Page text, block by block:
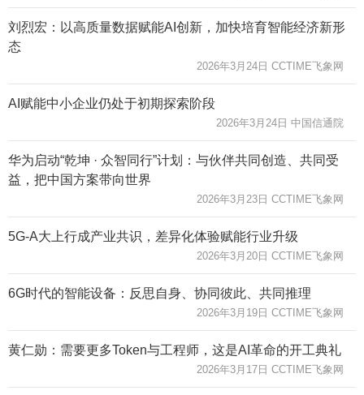
刘烈宏：以高质量数据赋能AI创新，加快培育智能经济新形
态
2026年3月24日 CCTIME飞象网
AI赋能中小企业仍处于初期探索阶段
2026年3月24日 中国信通院
华为启动“乾坤 · 众智同行”计划：与伙伴共同创造、共同受
益，把中国方案带向世界
2026年3月23日 CCTIME飞象网
5G-A大上行成产业共识，差异化体验赋能行业升级
2026年3月20日 CCTIME飞象网
6G时代的智能设备：反思自身、协同彼此、共同推理
2026年3月19日 CCTIME飞象网
黄仁勋：需要更多Token与工程师，这是AI革命的开工典礼
2026年3月17日 CCTIME飞象网